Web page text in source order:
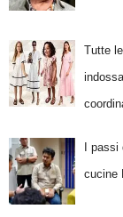
Tutte
I
cucine